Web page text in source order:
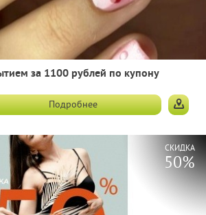
за 1100 рублей по купону
Подробнее
СКИДКА
50%